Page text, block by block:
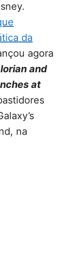
da
agora
and
at
na